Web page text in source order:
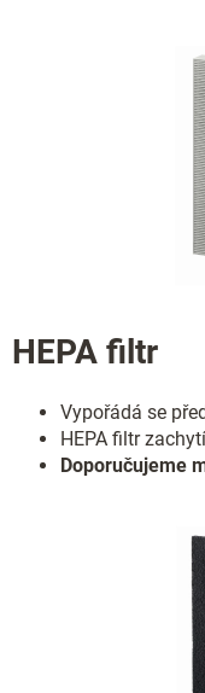
HEPA filtr
Vypořádá se
HEPA filtr
Doporučujeme